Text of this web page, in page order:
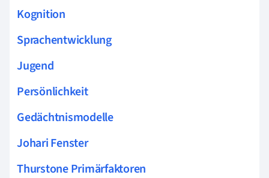
Kognition
Sprachentwicklung
Jugend
Persönlichkeit
Gedächtnismodelle
Johari Fenster
Thurstone Primärfaktoren